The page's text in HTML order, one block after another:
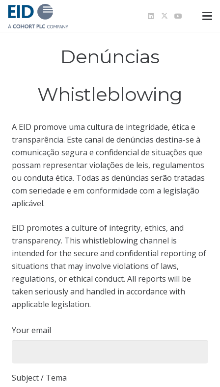
Denúncias
Whistleblowing
A EID promove uma cultura de integridade, ética e
transparência. Este canal de denúncias destina-se à
comunicação segura e confidencial de situações que
possam representar violações de leis, regulamentos
ou conduta ética. Todas as denúncias serão tratadas
com seriedade e em conformidade com a legislação
aplicável.
EID promotes a culture of integrity, ethics, and
transparency. This whistleblowing channel is
intended for the secure and confidential reporting of
situations that may involve violations of laws,
regulations, or ethical conduct. All reports will be
taken seriously and handled in accordance with
applicable legislation.
Your email
Subject / Tema